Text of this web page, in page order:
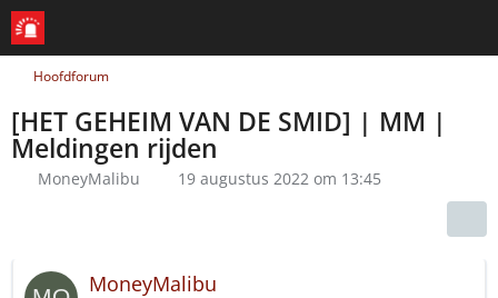
Hoofdforum
[HET GEHEIM VAN DE SMID] | MM |
Meldingen rijden
MoneyMalibu 19 augustus 2022 om 13:45
MoneyMalibu